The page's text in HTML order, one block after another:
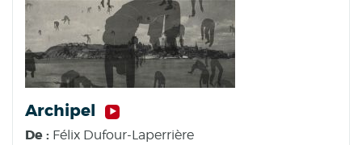
Archipel
De : Félix Dufour-Laperrière